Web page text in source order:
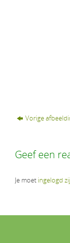
Vorige
Geef een
Je moet ingelogd